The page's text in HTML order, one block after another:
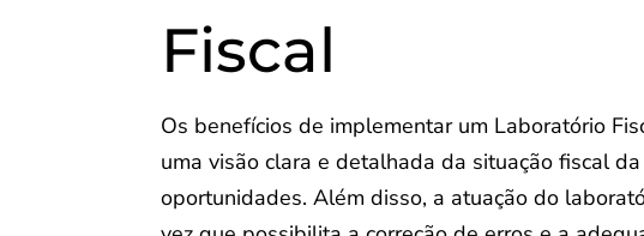
Fiscal
Os benefícios de implementar um Laboratório
uma visão clara e detalhada da situação fiscal
oportunidades. Além disso, a atuação do